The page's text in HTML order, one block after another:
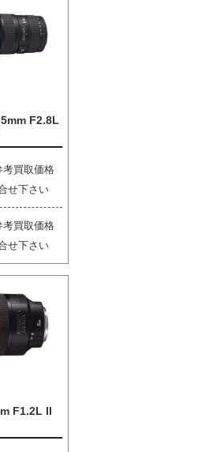
F2.8L
考買取価格
せ下さい
考買取価格
せ下さい
F1.2L II